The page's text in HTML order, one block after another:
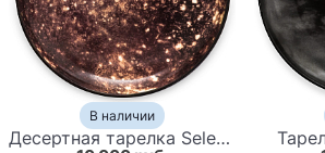
В наличии
Десертная тарелка Seletti Callisto